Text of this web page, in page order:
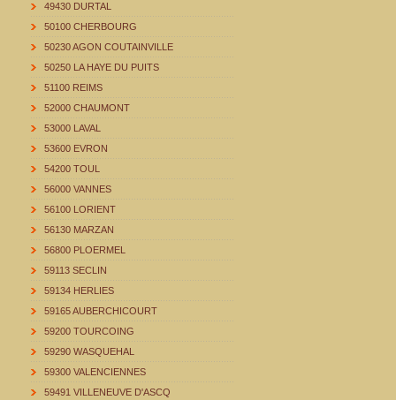
49430 DURTAL
50100 CHERBOURG
50230 AGON COUTAINVILLE
50250 LA HAYE DU PUITS
51100 REIMS
52000 CHAUMONT
53000 LAVAL
53600 EVRON
54200 TOUL
56000 VANNES
56100 LORIENT
56130 MARZAN
56800 PLOERMEL
59113 SECLIN
59134 HERLIES
59165 AUBERCHICOURT
59200 TOURCOING
59290 WASQUEHAL
59300 VALENCIENNES
59491 VILLENEUVE D'ASCQ